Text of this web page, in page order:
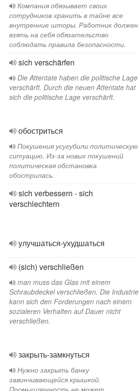
Компания обязывает своих
сотрудников хранить в тайне все
внутренние шторы. Работник должен
взять на себя обязательство
соблюдать правила безопасности.
sich verschärfen
Die Attentate haben die politische Lage
verschärft. Durch die neuen Attentate hat
sich die politische Lage verschärft.
обостриться
Покушения усугубили политическую
ситуацию. Из-за новых покушений
политическая обстановка
обострилась.
sich verbessern - sich
verschlechtern
улучшаться-ухудшаться
(sich) verschließen
man muss das Glas mit einem
Schraubdeckel verschließen. Die Industrie
kann sich den Forderungen nach einem
sozialeren Verhalten auf Dauer nicht
verschließen.
закрыть-замкнуться
Нужно закрыть банку
завинчивающейся крышкой.
Промышленность не может